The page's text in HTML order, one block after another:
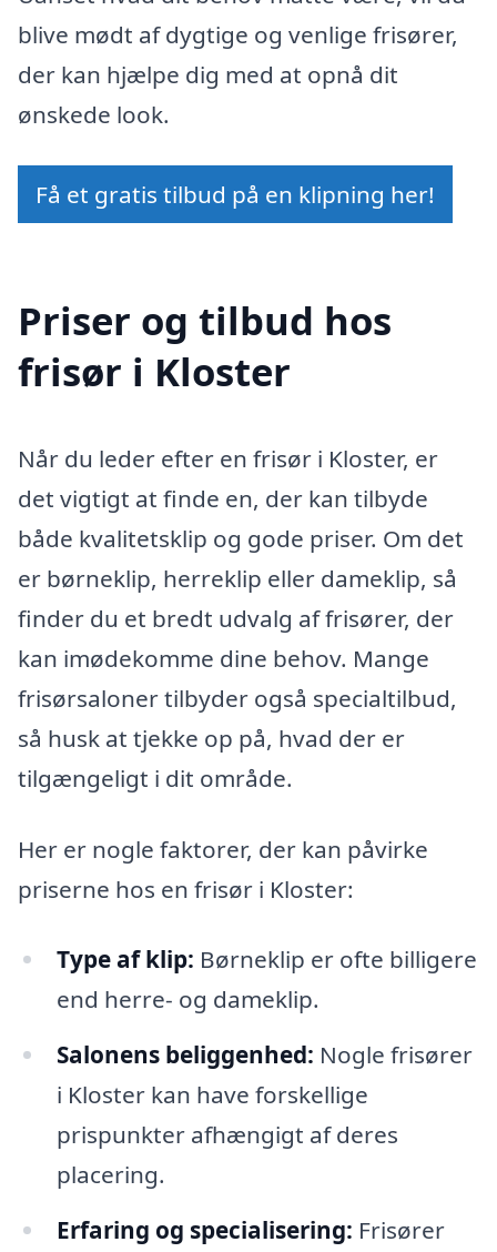
blive mødt af dygtige og venlige frisører,
der kan hjælpe dig med at opnå dit
ønskede look.
Få et gratis tilbud på en klipning her!
Priser og tilbud hos
frisør i Kloster
Når du leder efter en frisør i Kloster, er
det vigtigt at finde en, der kan tilbyde
både kvalitetsklip og gode priser. Om det
er børneklip, herreklip eller dameklip, så
finder du et bredt udvalg af frisører, der
kan imødekomme dine behov. Mange
frisørsaloner tilbyder også specialtilbud,
så husk at tjekke op på, hvad der er
tilgængeligt i dit område.
Her er nogle faktorer, der kan påvirke
priserne hos en frisør i Kloster:
Type af klip: Børneklip er ofte billigere
end herre- og dameklip.
Salonens beliggenhed: Nogle frisører
i Kloster kan have forskellige
prispunkter afhængigt af deres
placering.
Erfaring og specialisering: Frisører